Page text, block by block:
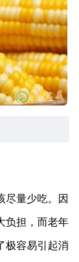
尽量少吃。因
负担，而老年
极容易引起消